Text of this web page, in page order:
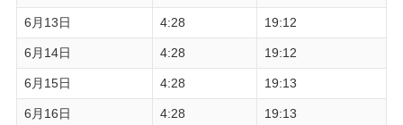
6月13日 4:28 19:12
6月14日 4:28 19:12
6月15日 4:28 19:13
6月16日 4:28 19:13